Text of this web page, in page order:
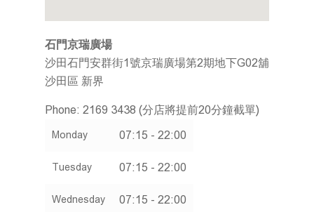
石門京瑞廣場
沙田石門安群街1號京瑞廣場第2期地下G02舖
沙田區 新界
Phone: 2169 3438 (分店將提前20分鐘截單)
Monday 07:15 - 22:00
Tuesday 07:15 - 22:00
Wednesday 07:15 - 22:00
搜尋分店
繁體
ENG